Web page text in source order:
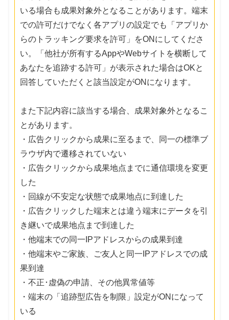
いる場合も成果対象外となることがあります。端末
での許可だけでなく各アプリの設定でも「アプリか
らのトラッキング要求を許可」をONにしてくださ
い。「他社が所有するAppやWebサイトを横断して
あなたを追跡する許可」が表示された場合はOKと
回答していただくと該当設定がONになります。
また下記内容に該当する場合、成果対象外となるこ
とがあります。
・広告クリックから成果に至るまで、同一の標準ブ
ラウザ内で遷移されていない
・広告クリックから成果地点までに通信環境を変更
した
・回線が不安定な状態で成果地点に到達した
・広告クリックした端末とは違う端末にデータを引
き継いで成果地点まで到達した
・他端末での同一IPアドレスからの成果到達
・他端末やご家族、ご友人と同一IPアドレスでの成
果到達
・不正･虚偽の申請、その他異常値等
・端末の「追跡型広告を制限」設定がONになって
いる